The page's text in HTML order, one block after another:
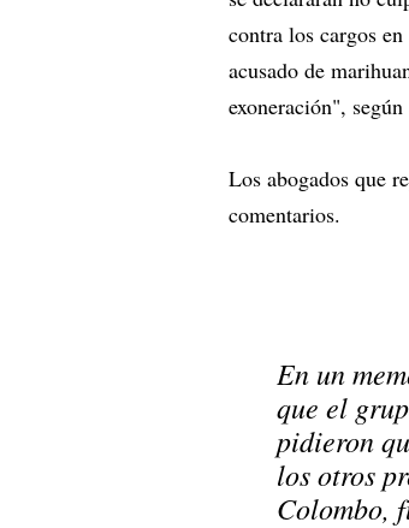
contra los cargos
acusado de
exoneración",
Los abogados que
comentarios.
En un
que el
pidieron
los otros
Colombo,